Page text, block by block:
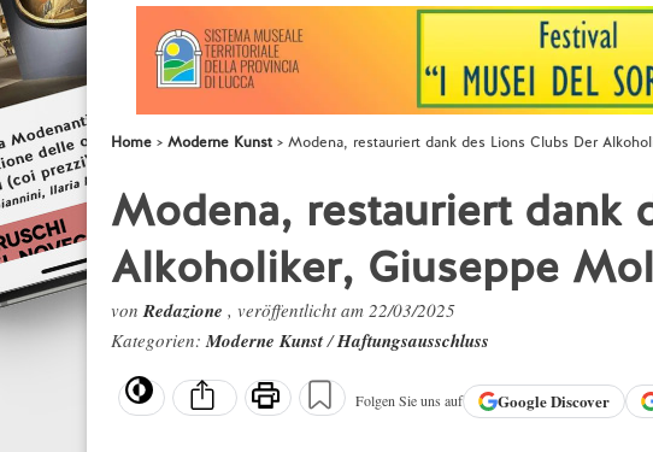
Home Moderne Kunst Modena, restauriert dank des Lions Clubs Der
Modena, restauriert dank
Alkoholiker, Giuseppe
vonRedazione , veröffentlicht am 22/03/2025
Kategorien:Moderne Kunst/Haftungsausschluss
Folgen Sie uns auf GoogleDiscover